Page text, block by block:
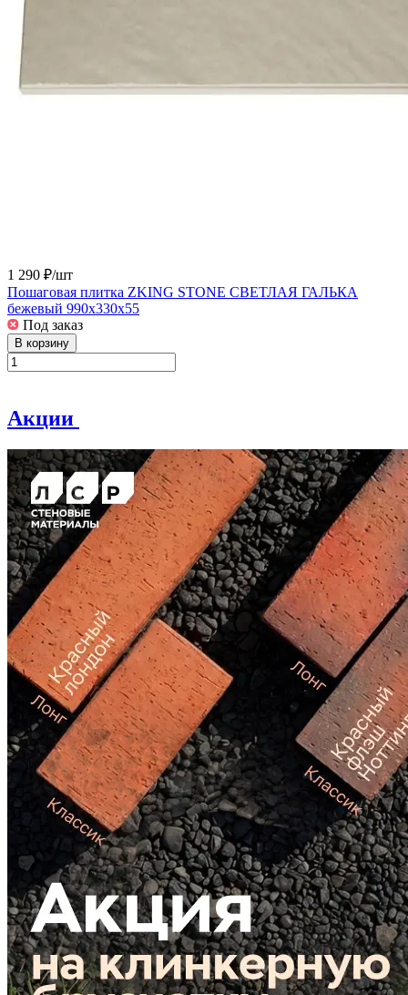
1 290 ₽/шт
Пошаговая плитка ZKING STONE СВЕТЛАЯ ГАЛЬКА
бежевый 990х330х55
Под заказ
В корзину
Акции